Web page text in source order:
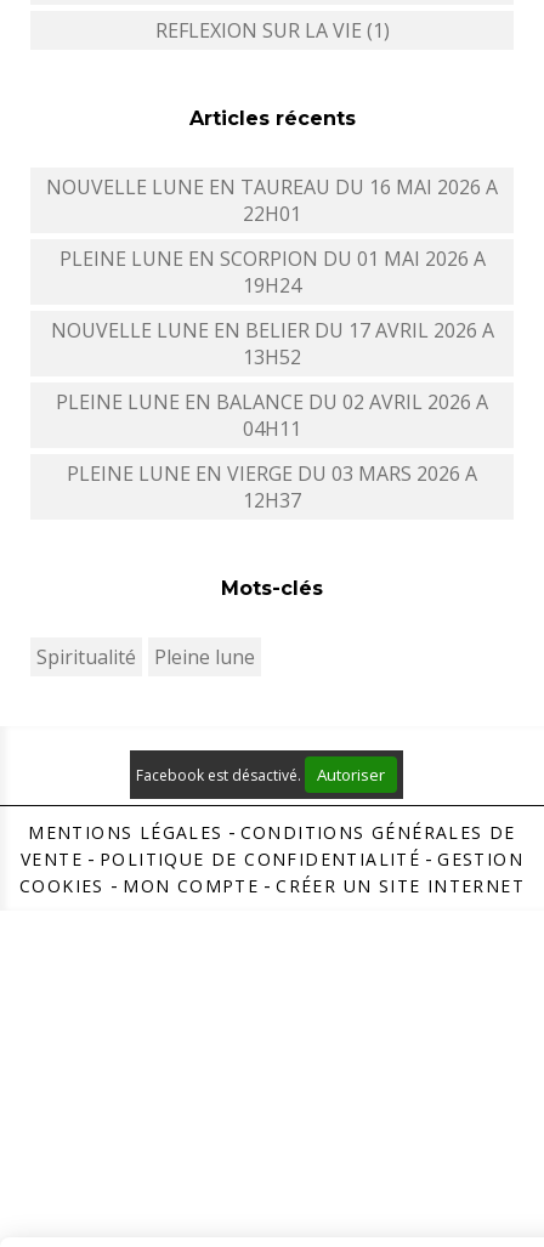
REFLEXION SUR LA VIE (1)
Articles récents
NOUVELLE LUNE EN TAUREAU DU 16 MAI 2026 A
22H01
PLEINE LUNE EN SCORPION DU 01 MAI 2026 A
19H24
NOUVELLE LUNE EN BELIER DU 17 AVRIL 2026 A
13H52
PLEINE LUNE EN BALANCE DU 02 AVRIL 2026 A
04H11
PLEINE LUNE EN VIERGE DU 03 MARS 2026 A
12H37
Mots-clés
Spiritualité Pleine lune
Facebook est désactivé. Autoriser
MENTIONS LÉGALES
CONDITIONS GÉNÉRALES DE
VENTE
POLITIQUE DE CONFIDENTIALITÉ
GESTION
COOKIES
MON COMPTE CRÉER UN SITE INTERNET